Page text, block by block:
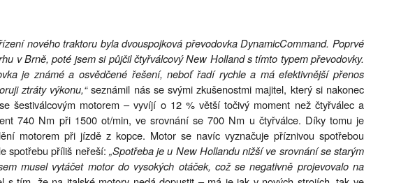
nového traktoru byla dvouspojková převodovka DynamicCommand. Poprvé
v Brně, poté jsem si půjčil čtyřválcový New Holland s tímto typem převodovky.
je známé a osvědčené řešení, neboť řadí rychle a má efektivnější přenos
ztráty výkonu,“seznámil nás se svými zkušenostmi majitel, který si nakonec
šestiválcovým motorem – vyvíjí o 12 % větší točivý moment než čtyřválec a
740 Nm při 1500 ot/min, ve srovnání se 700 Nm u čtyřválce. Díky tomu je
motorem při jízdě z kopce. Motor se navíc vyznačuje příznivou spotřebou
spotřebu příliš neřeší: „Spotřeba je u New Hollandu nižší ve srovnání se starým
musel vytáčet motor do vysokých otáček, což se negativně projevovalo na